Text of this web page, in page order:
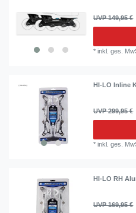
UVP 149,95 €
*inkl. ges.
HI-LO Inline
UVP 299,95 €
*inkl. ges.
HI-LO RH
UVP 169,95 €